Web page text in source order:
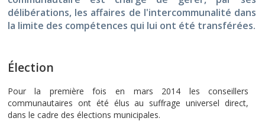
délibérations, les affaires de l'intercommunalité dans
la limite des compétences qui lui ont été transférées.
Élection
Pour la première fois en mars 2014 les conseillers
communautaires ont été élus au suffrage universel direct,
dans le cadre des élections municipales.